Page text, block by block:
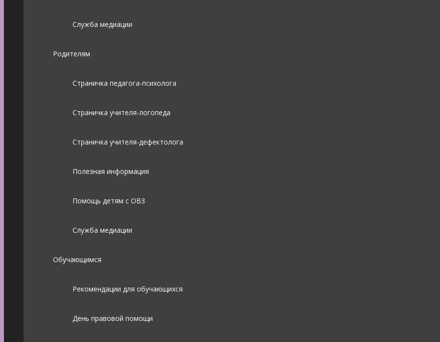
Служба медиации
Родителям
Страничка педагога-психолога
Страничка учителя-логопеда
Страничка учителя-дефектолога
Полезная информация
Помощь детям с ОВЗ
Служба медиации
Обучающимся
Рекомендации для обучающихся
День правовой помощи